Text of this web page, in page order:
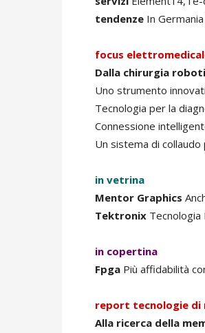
tendenze In
focus
Dalla chirurgia
Uno strumento
Tecnologia per la
Connessione
Un sistema di
in vetrina
Mentor Graphics
Tektronix Tecnologia
in copertina
Fpga Più affidabilità
report tecnologie di
Alla ricerca della